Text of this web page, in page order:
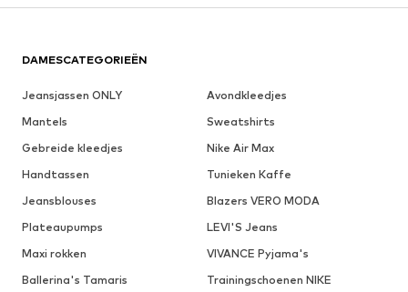
DAMESCATEGORIEËN
Jeansjassen ONLY
Avondkleedjes
Mantels
Sweatshirts
Gebreide kleedjes
Nike Air Max
Handtassen
Tunieken Kaffe
Jeansblouses
Blazers VERO MODA
Plateaupumps
LEVI'S Jeans
Maxi rokken
VIVANCE Pyjama's
Ballerina's Tamaris
Trainingschoenen NIKE